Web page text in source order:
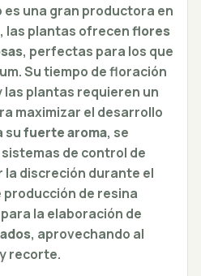
es una gran productora en
las plantas ofrecenflores
, perfectas para los que
Su tiempo de floración
las plantas requieren un
maximizar el desarrollo
sufuerte aroma, se
de control de
discreción durante el
de resina
la elaboración de
, aprovechando al
recorte.